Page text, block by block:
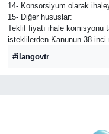
14- Konsorsiyum olarak
15- Diğer hususlar:
Teklif fiyatı ihale komisyonu
isteklilerden Kanunun 38 inci
#ilangovtr